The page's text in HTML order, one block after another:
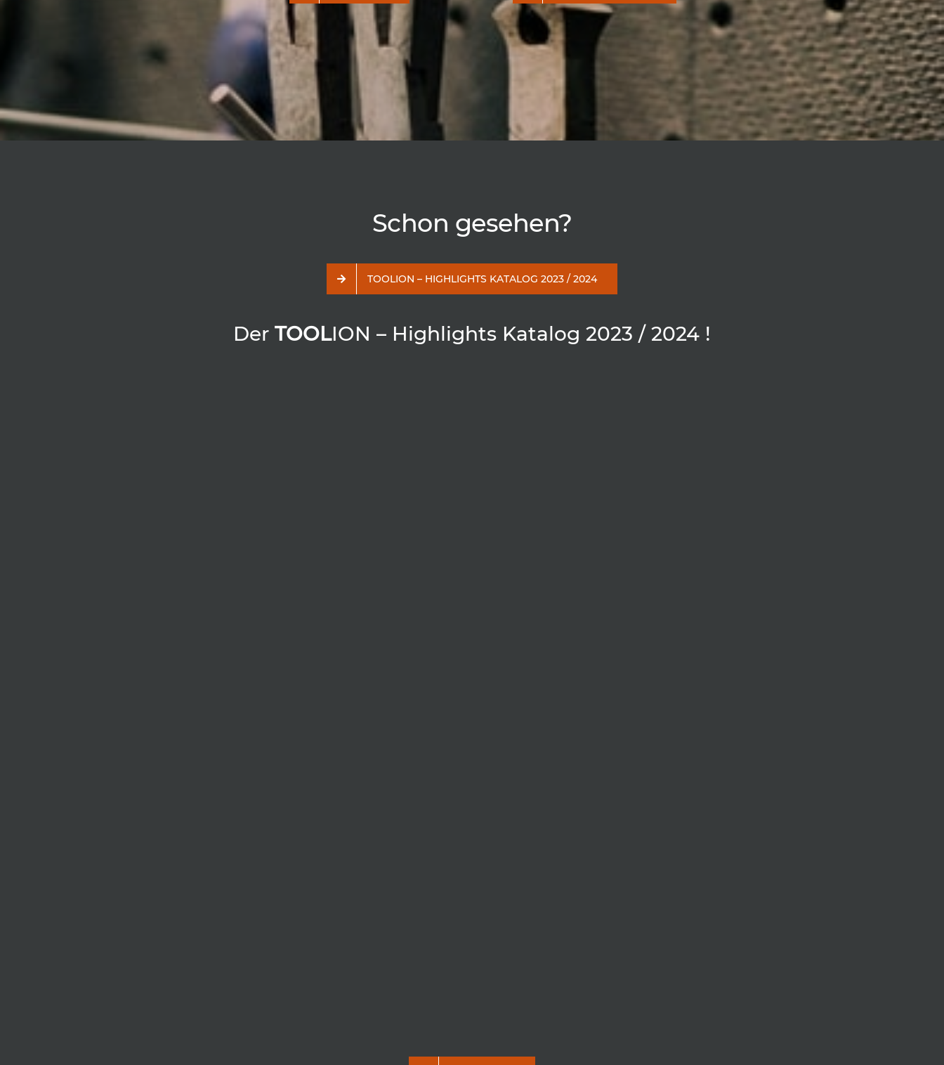
Schon gesehen?
TOOLION – HIGHLIGHTS KATALOG 2023 / 2024
Der TOOLION – Highlights Katalog 2023 / 2024 !